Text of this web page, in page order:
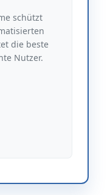
schützt
die beste
Nutzer.